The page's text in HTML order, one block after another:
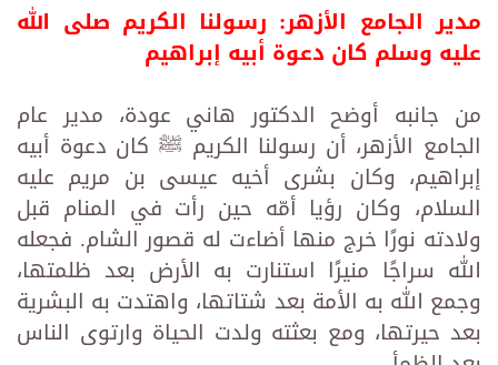
مدير الجامع الأزهر: رسولنا الكريم صلى الله
عليه وسلم كان دعوة أبيه إبراهيم
من جانبه أوضح الدكتور هاني عودة، مدير عام
الجامع الأزهر، أن رسولنا الكريم ﷺ كان دعوة أبيه
إبراهيم، وكان بشرى أخيه عيسى بن مريم عليه
السلام، وكان رؤيا أمّه حين رأت في المنام قبل
ولادته نورًا خرج منها أضاءت له قصور الشام. فجعله
الله سراجًا منيرًا استنارت به الأرض بعد ظلمتها،
وجمع الله به الأمة بعد شتاتها، واهتدت به البشرية
بعد حيرتها، ومع بعثته ولدت الحياة وارتوى الناس